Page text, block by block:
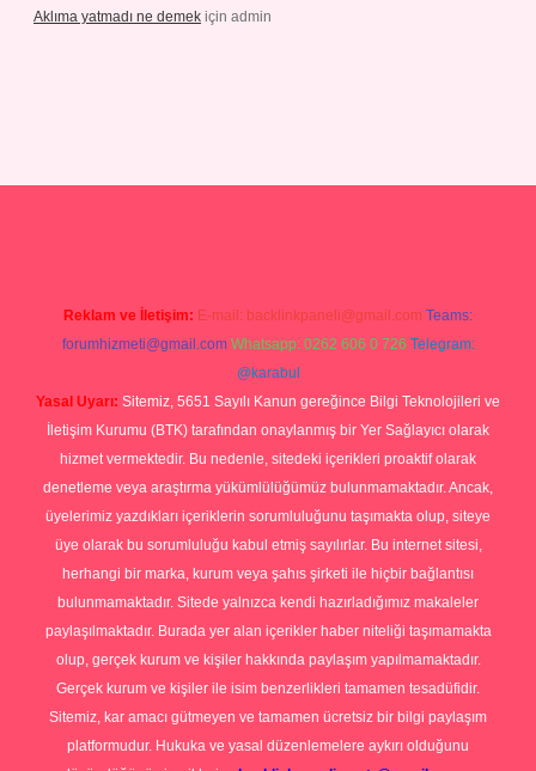
Aklıma yatmadı ne demek için admin
Reklam ve İletişim: E-mail: backlinkpaneli@gmail.com Teams:
forumhizmeti@gmail.com Whatsapp: 0262 606 0 726 Telegram:
@karabul
Yasal Uyarı: Sitemiz, 5651 Sayılı Kanun gereğince Bilgi Teknolojileri ve
İletişim Kurumu (BTK) tarafından onaylanmış bir Yer Sağlayıcı olarak
hizmet vermektedir. Bu nedenle, sitedeki içerikleri proaktif olarak
denetleme veya araştırma yükümlülüğümüz bulunmamaktadır. Ancak,
üyelerimiz yazdıkları içeriklerin sorumluluğunu taşımakta olup, siteye
üye olarak bu sorumluluğu kabul etmiş sayılırlar. Bu internet sitesi,
herhangi bir marka, kurum veya şahıs şirketi ile hiçbir bağlantısı
bulunmamaktadır. Sitede yalnızca kendi hazırladığımız makaleler
paylaşılmaktadır. Burada yer alan içerikler haber niteliği taşımamakta
olup, gerçek kurum ve kişiler hakkında paylaşım yapılmamaktadır.
Gerçek kurum ve kişiler ile isim benzerlikleri tamamen tesadüfidir.
Sitemiz, kar amacı gütmeyen ve tamamen ücretsiz bir bilgi paylaşım
platformudur. Hukuka ve yasal düzenlemelere aykırı olduğunu